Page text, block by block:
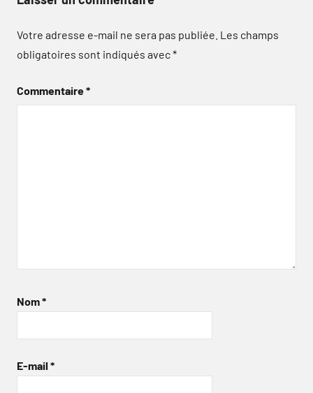
Votre adresse e-mail ne sera pas publiée. Les champs
obligatoires sont indiqués avec*
Commentaire*
Nom*
E-mail *